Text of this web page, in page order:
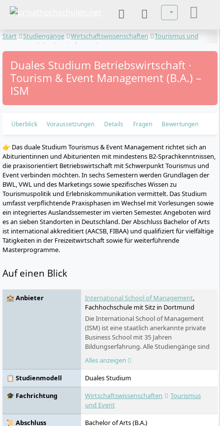
Sprache
Start Studiengänge Wirtschaftswissenschaften
Tourismus und
Betriebswirtschaft · Tourism & Event Management
Duales Studium Betriebswirtschaft ·
Tourism & Event Management (B.A.) –
ISM
Überblick Voraussetzungen Details Fragen Bewertungen
👉 Das duale Studium Tourismus & Event Management richtet sich an
Abiturientinnen und Abiturienten mit mindestens B2-Sprachkenntnissen,
die praxisorientiert Betriebswirtschaft mit Schwerpunkt Tourismus und
Event verbinden möchten. In sechs Semestern werden Grundlagen der
BWL, VWL und des Marketings sowie spezifisches Wissen zu
Tourismuspolitik und Erlebniskommunikation vermittelt. Das Studium
umfasst verpflichtende Praxisphasen im Wechsel mit Vorlesungen sowie
ein integriertes Auslandssemester im vierten Semester. Angeboten wird
es an sieben Standorten in Deutschland. Der Abschluss Bachelor of Arts
ist international akkreditiert (AACSB, FIBAA) und qualifiziert für vielfältige
Tätigkeiten in der Freizeitwirtschaft sowie für weiterführende
Masterprogramme.
Auf einen Blick
🏫 Anbieter International School of Management,
Fachhochschule mit Sitz in Dortmund
Die International School of Management
(ISM) ist eine staatlich anerkannte private
Business School mit 35 Jahren
Bildungserfahrung. Alle Studiengänge sind
von der Deutschen Gesellschaft für Bildung
(FIBAA) akkreditiert und verfügen über die
internationale AACSB-Akkreditierung. Mit
Dortmund, Köln, Frankfurt, Stuttgart und
Hamburg gehört die ISM zu den am besten
Schools. Wir prägen Karrieren, indem wir
Alles anzeigen
📋 Studienmodell
Duales Studium
🎓 Fachrichtung
Wirtschaftswissenschaften
Tourismus
und Event
📜 Abschluss
Bachelor of Arts (B.A.)